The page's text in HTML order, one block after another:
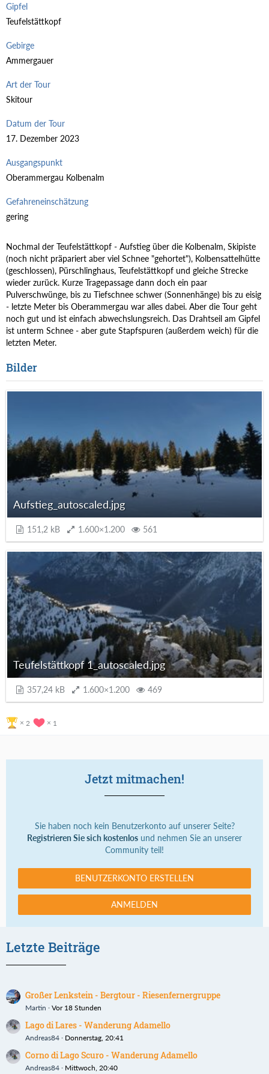
Gipfel
Teufelstättkopf
Gebirge
Ammergauer
Art der Tour
Skitour
Datum der Tour
17. Dezember 2023
Ausgangspunkt
Oberammergau Kolbenalm
Gefahreneinschätzung
gering
Nochmal der Teufelstättkopf - Aufstieg über die Kolbenalm, Skipiste
(noch nicht präpariert aber viel Schnee "gehortet"), Kolbensattelhütte
(geschlossen), Pürschlinghaus, Teufelstättkopf und gleiche Strecke
wieder zurück. Kurze Tragepassage dann doch ein paar
Pulverschwünge, bis zu Tiefschnee schwer (Sonnenhänge) bis zu eisig
- letzte Meter bis Oberammergau war alles dabei. Aber die Tour geht
noch gut und ist einfach abwechslungsreich. Das Drahtseil am Gipfel
ist unterm Schnee - aber gute Stapfspuren (außerdem weich) für die
letzten Meter.
Bilder
Aufstieg_autoscaled.jpg
151,2 kB 1.600×1.200 561
Teufelstättkopf 1_autoscaled.jpg
357,24 kB 1.600×1.200 469
2 1
Jetzt mitmachen!
Sie haben noch kein Benutzerkonto auf unserer Seite?
Registrieren Sie sich kostenlos und nehmen Sie an unserer
Community teil!
BENUTZERKONTO ERSTELLEN
ANMELDEN
Letzte Beiträge
Großer Lenkstein - Bergtour - Riesenfernergruppe
Martin Vor 18 Stunden
Lago di Lares - Wanderung Adamello
Andreas84 Donnerstag, 20:41
Corno di Lago Scuro - Wanderung Adamello
Andreas84 Mittwoch, 20:40